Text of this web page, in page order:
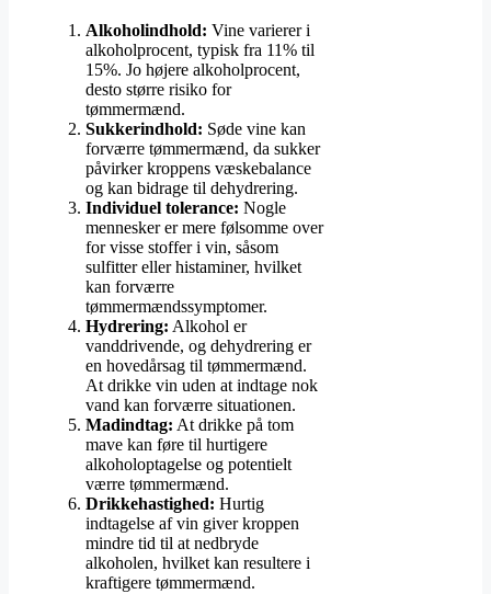
Alkoholindhold: Vine varierer i
alkoholprocent, typisk fra 11% til
15%. Jo højere alkoholprocent,
desto større risiko for
tømmermænd.
Sukkerindhold: Søde vine kan
forværre tømmermænd, da sukker
påvirker kroppens væskebalance
og kan bidrage til dehydrering.
Individuel tolerance: Nogle
mennesker er mere følsomme over
for visse stoffer i vin, såsom
sulfitter eller histaminer, hvilket
kan forværre
tømmermændssymptomer.
Hydrering: Alkohol er
vanddrivende, og dehydrering er
en hovedårsag til tømmermænd.
At drikke vin uden at indtage nok
vand kan forværre situationen.
Madindtag: At drikke på tom
mave kan føre til hurtigere
alkoholoptagelse og potentielt
værre tømmermænd.
Drikkehastighed: Hurtig
indtagelse af vin giver kroppen
mindre tid til at nedbryde
alkoholen, hvilket kan resultere i
kraftigere tømmermænd.